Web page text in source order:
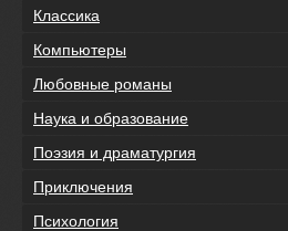
Классика
Компьютеры
Любовные романы
Наука и образование
Поэзия и драматургия
Приключения
Психология